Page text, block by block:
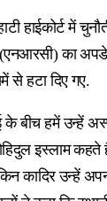
हाईकोर्ट में
(एनआरसी) का
से हटा दिए गए.
के बीच हमें उन्हें
इस्लाम
कादिर उन्हें